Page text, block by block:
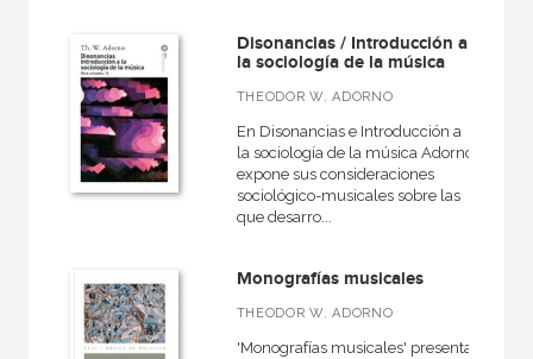
Ebook
Papel
Rústica
Catálogos PDF
Disonancias / Introducción a
la sociología de la música
THEODOR W. ADORNO
En Disonancias e Introducción a
la sociología de la música Adorno
expone sus consideraciones
sociológico-musicales sobre las
que desarro...
Monografías musicales
THEODOR W. ADORNO
'Monografías musicales' presenta